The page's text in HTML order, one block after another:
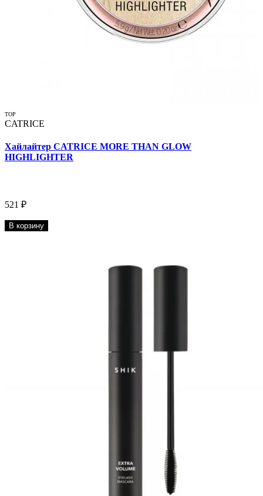
TOP
CATRICE
Хайлайтер CATRICE MORE THAN GLOW
HIGHLIGHTER
521 ₽
В корзину